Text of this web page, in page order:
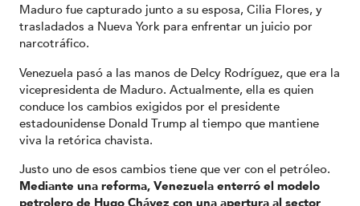
Maduro fue capturado junto a su esposa, Cilia Flores, y
trasladados a Nueva York para enfrentar un juicio por
narcotráfico.
Venezuela pasó a las manos de Delcy Rodríguez, que era la
vicepresidenta de Maduro. Actualmente, ella es quien
conduce los cambios exigidos por el presidente
estadounidense Donald Trump al tiempo que mantiene
viva la retórica chavista.
Justo uno de esos cambios tiene que ver con el petróleo.
Mediante una reforma, Venezuela enterró el modelo